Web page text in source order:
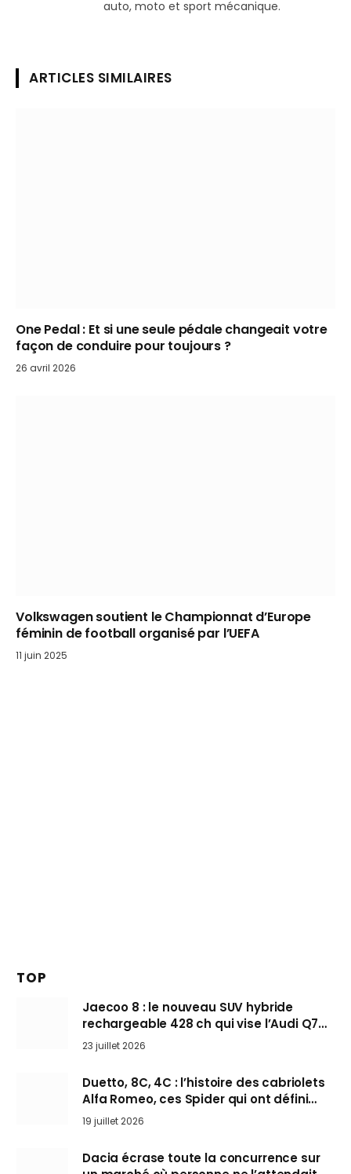
auto, moto et sport mécanique.
ARTICLES SIMILAIRES
One Pedal : Et si une seule pédale changeait votre
façon de conduire pour toujours ?
26 avril 2026
Volkswagen soutient le Championnat d’Europe
féminin de football organisé par l’UEFA
11 juin 2025
TOP
Jaecoo 8 : le nouveau SUV hybride
rechargeable 428 ch qui vise l’Audi Q7
arrive en Europe cet automne
23 juillet 2026
Duetto, 8C, 4C : l’histoire des cabriolets
Alfa Romeo, ces Spider qui ont défini
l’art de rouler cheveux au vent
19 juillet 2026
Dacia écrase toute la concurrence sur